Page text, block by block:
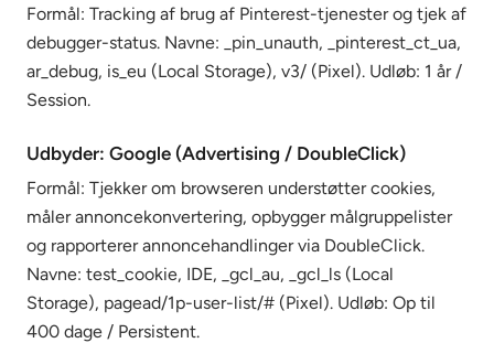
Formål: Tracking af brug af Pinterest-tjenester og tjek af
debugger-status. Navne: _pin_unauth, _pinterest_ct_ua,
ar_debug, is_eu (Local Storage), v3/ (Pixel). Udløb: 1 år /
Session.
Udbyder: Google (Advertising / DoubleClick)
Formål: Tjekker om browseren understøtter cookies,
måler annoncekonvertering, opbygger målgruppelister
og rapporterer annoncehandlinger via DoubleClick.
Navne: test_cookie, IDE, _gcl_au, _gcl_ls (Local
Storage), pagead/1p-user-list/# (Pixel). Udløb: Op til
400 dage / Persistent.